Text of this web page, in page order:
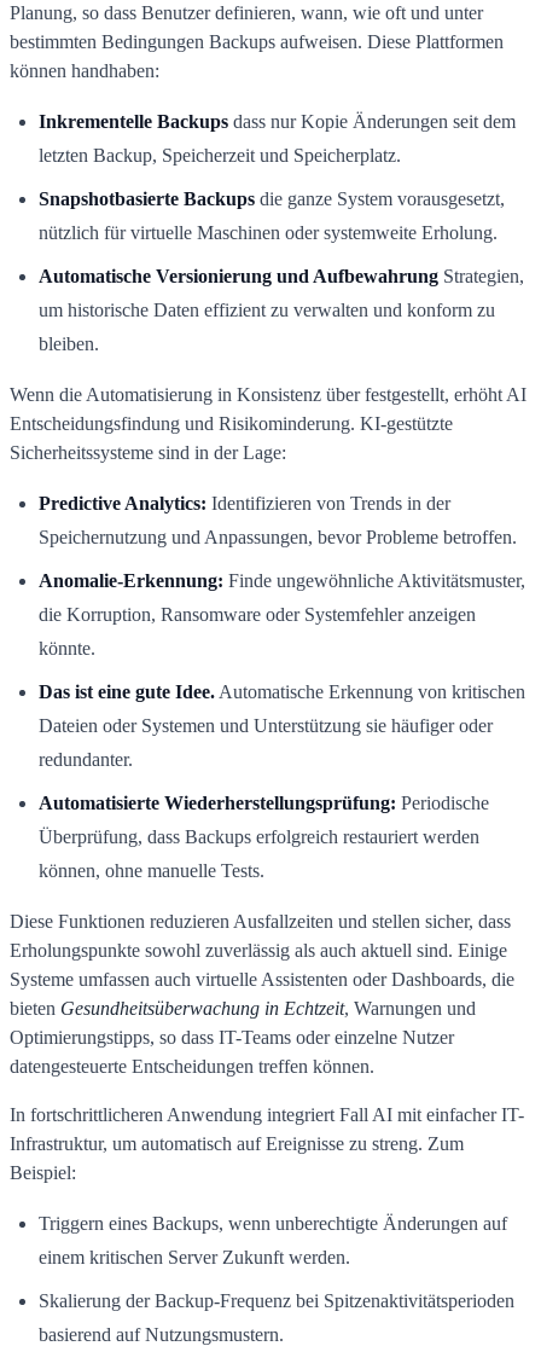
Planung, so dass Benutzer definieren, wann, wie oft und unter
bestimmten Bedingungen Backups aufweisen. Diese Plattformen
können handhaben:
Inkrementelle Backups dass nur Kopie Änderungen seit dem
letzten Backup, Speicherzeit und Speicherplatz.
Snapshotbasierte Backups die ganze System vorausgesetzt,
nützlich für virtuelle Maschinen oder systemweite Erholung.
Automatische Versionierung und Aufbewahrung Strategien,
um historische Daten effizient zu verwalten und konform zu
bleiben.
Wenn die Automatisierung in Konsistenz über festgestellt, erhöht AI
Entscheidungsfindung und Risikominderung. KI-gestützte
Sicherheitssysteme sind in der Lage:
Predictive Analytics: Identifizieren von Trends in der
Speichernutzung und Anpassungen, bevor Probleme betroffen.
Anomalie-Erkennung: Finde ungewöhnliche Aktivitätsmuster,
die Korruption, Ransomware oder Systemfehler anzeigen
könnte.
Das ist eine gute Idee. Automatische Erkennung von kritischen
Dateien oder Systemen und Unterstützung sie häufiger oder
redundanter.
Automatisierte Wiederherstellungsprüfung: Periodische
Überprüfung, dass Backups erfolgreich restauriert werden
können, ohne manuelle Tests.
Diese Funktionen reduzieren Ausfallzeiten und stellen sicher, dass
Erholungspunkte sowohl zuverlässig als auch aktuell sind. Einige
Systeme umfassen auch virtuelle Assistenten oder Dashboards, die
bieten Gesundheitsüberwachung in Echtzeit, Warnungen und
Optimierungstipps, so dass IT-Teams oder einzelne Nutzer
datengesteuerte Entscheidungen treffen können.
In fortschrittlicheren Anwendung integriert Fall AI mit einfacher IT-
Infrastruktur, um automatisch auf Ereignisse zu streng. Zum
Beispiel:
Triggern eines Backups, wenn unberechtigte Änderungen auf
einem kritischen Server Zukunft werden.
Skalierung der Backup-Frequenz bei Spitzenaktivitätsperioden
basierend auf Nutzungsmustern.